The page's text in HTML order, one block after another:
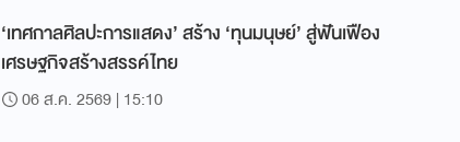
‘เทศกาลศิลปะการแสดง’ สร้าง ‘ทุนมนุษย์’ สู่ฟันเฟือง
เศรษฐกิจสร้างสรรค์ไทย
06 ส.ค. 2569 | 15:10